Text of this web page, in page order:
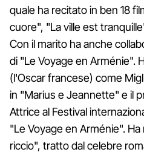
quale ha recitato in ben 18
cuore", "La ville est
Con il marito ha anche
di "Le Voyage en Arménie".
(l'Oscar francese) come
in "Marius e Jeannette" e il
Attrice al Festival
"Le Voyage en Arménie".
riccio", tratto dal celebre